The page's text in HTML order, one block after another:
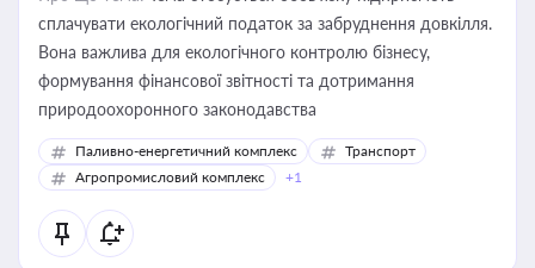
сплачувати екологічний податок за забруднення довкілля.
Вона важлива для екологічного контролю бізнесу,
формування фінансової звітності та дотримання
природоохоронного законодавства
Паливно-енергетичний комплекс
Транспорт
Агропромисловий комплекс
+1